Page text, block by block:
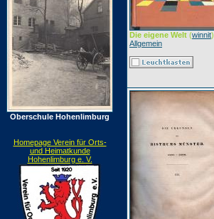
Oberschule Hohenlimburg
Homepage Verein für Orts-
und Heimatkunde
Hohenlimburg e. V.
Die eigene Welt (winnit)
Allgemein